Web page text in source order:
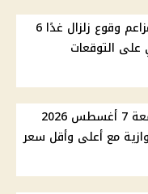
البحوث الفلكية تحسم مزاعم وقوع زلزال غدًا 6
التوقعات
أسعار الدولار اليوم الجمعة 7 أغسطس 2026
مع أعلى وأقل سعر